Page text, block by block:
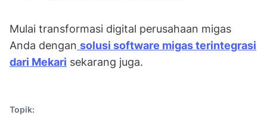
Mulai transformasi digital perusahaan migas
Anda dengan solusi software migas terintegrasi
dari Mekari sekarang juga.
Topik: